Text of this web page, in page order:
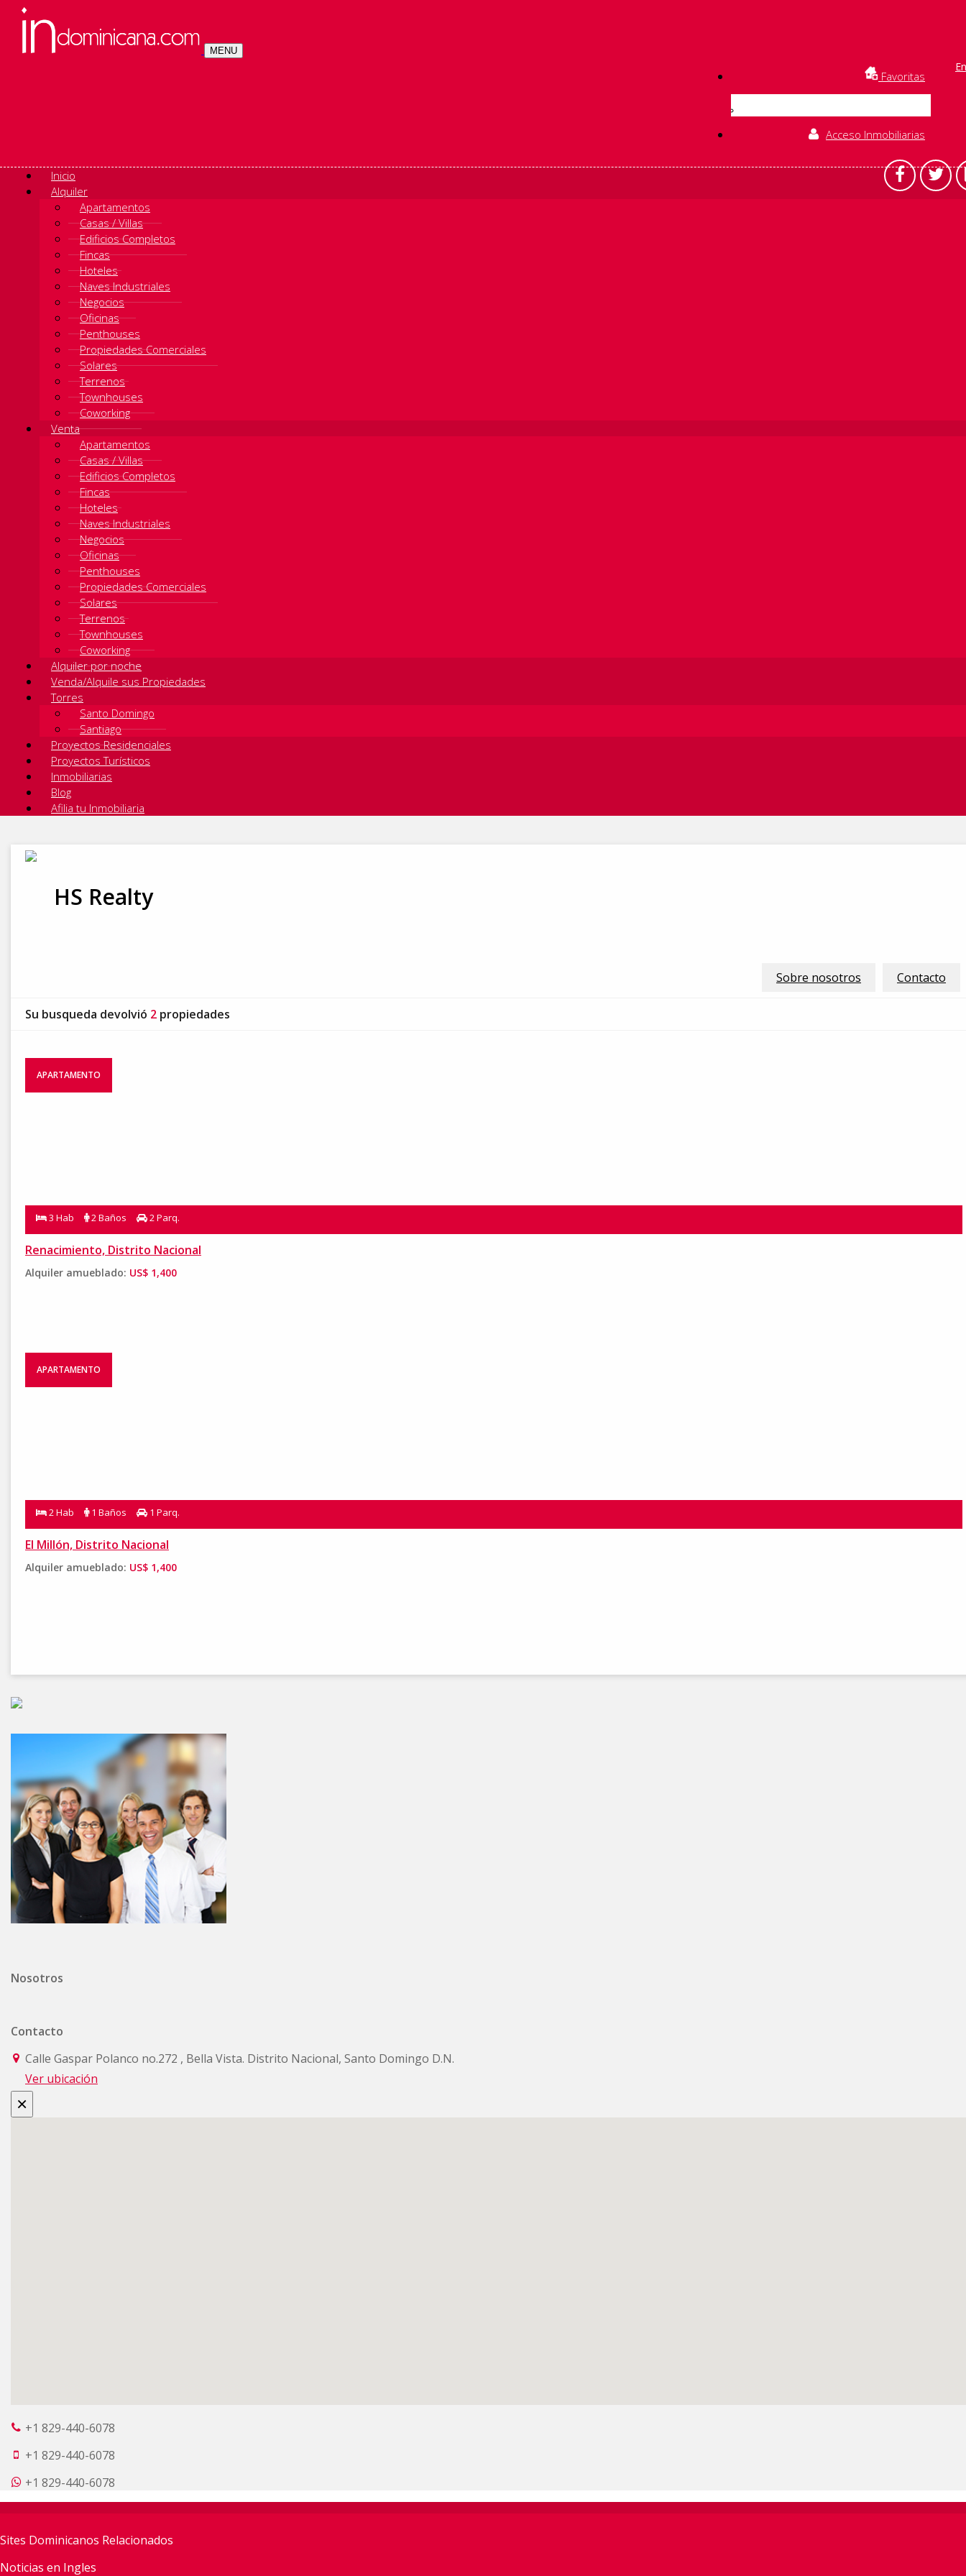
MENU
Favoritas
Acceso Inmobiliarias
Inicio
Alquiler
Apartamentos
Casas / Villas
Edificios Completos
Fincas
Hoteles
Naves Industriales
Negocios
Oficinas
Penthouses
Propiedades Comerciales
Solares
Terrenos
Townhouses
Coworking
Venta
Apartamentos
Casas / Villas
Edificios Completos
Fincas
Hoteles
Naves Industriales
Negocios
Oficinas
Penthouses
Propiedades Comerciales
Solares
Terrenos
Townhouses
Coworking
Alquiler por noche
Venda/Alquile sus Propiedades
Torres
Santo Domingo
Santiago
Proyectos Residenciales
Proyectos Turísticos
Inmobiliarias
Blog
Afilia tu Inmobiliaria
HS Realty
Sobre nosotros Contacto
Su busqueda devolvió 2 propiedades
APARTAMENTO
3 Hab 2 Baños 2 Parq.
Renacimiento, Distrito Nacional
Alquiler amueblado: US$ 1,400
APARTAMENTO
2 Hab 1 Baños 1 Parq.
El Millón, Distrito Nacional
Alquiler amueblado: US$ 1,400
Nosotros
Contacto
Calle Gaspar Polanco no.272 , Bella Vista. Distrito Nacional, Santo Domingo D.N.
Ver ubicación
×
+1 829-440-6078
+1 829-440-6078
+1 829-440-6078
Sites Dominicanos Relacionados
Noticias en Ingles